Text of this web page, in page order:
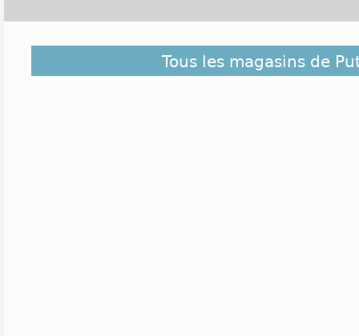
Puteaux est une commune située à l'ouest de
Hauts-de-Seine. Comptant 45 000 habitants,
Tous les magasins de